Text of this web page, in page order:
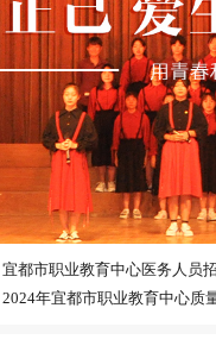
宜都市职业教育中心食堂“小碗
2025年质量年度报告文本（湖
宜都市职业教育中心医务人员
2024年宜都市职业教育中心质